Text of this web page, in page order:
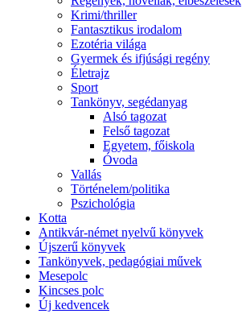
Krimi/thriller
Fantasztikus irodalom
Ezotéria világa
Gyermek és ifjúsági regény
Életrajz
Sport
Tankönyv, segédanyag
Alsó tagozat
Felső tagozat
Egyetem, főiskola
Óvoda
Vallás
Történelem/politika
Pszichológia
Kotta
Antikvár-német nyelvű könyvek
Újszerű könyvek
Tankönyvek, pedagógiai művek
Mesepolc
Kincses polc
Új kedvencek